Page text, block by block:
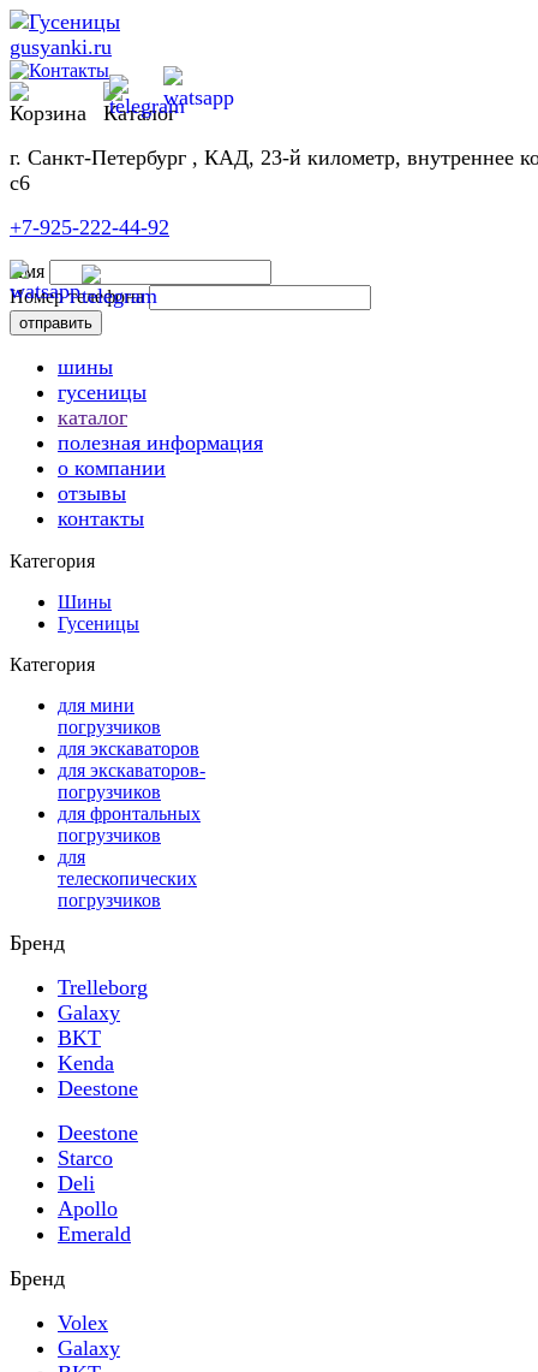
г. Санкт-Петербург , КАД, 23-й километр, внутреннее
с6
+7-925-222-44-92
Имя
Номер телефона
шины
гусеницы
каталог
полезная информация
о компании
отзывы
контакты
Категория
Шины
Гусеницы
Категория
для мини
погрузчиков
для экскаваторов
для экскаваторов-
погрузчиков
для фронтальных
погрузчиков
для
телескопических
погрузчиков
Бренд
Trelleborg
Galaxy
BKT
Kenda
Deestone
Deestone
Starco
Deli
Apollo
Emerald
Бренд
Volex
Galaxy